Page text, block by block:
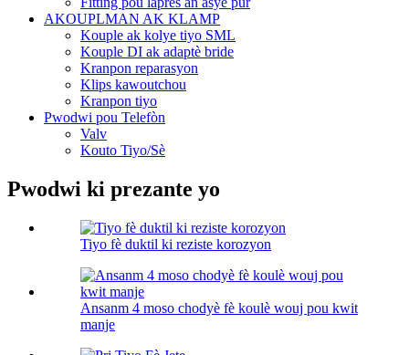
AKOUPLMAN AK KLAMP
Kouple ak kolye tiyo SML
Kouple DI ak adaptè bride
Kranpon reparasyon
Klips kawoutchou
Kranpon tiyo
Pwodwi pou Telefòn
Valv
Kouto Tiyo/Sè
Pwodwi ki prezante yo
Tiyo fè duktil ki reziste korozyon
Ansanm 4 moso chodyè fè koulè wouj pou kwit
manje